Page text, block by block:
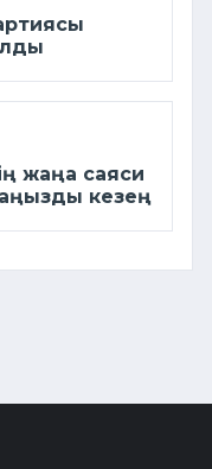
жаңа саяси
кезең